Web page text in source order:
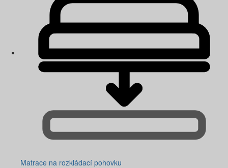
Matrace na rozkládací pohovku